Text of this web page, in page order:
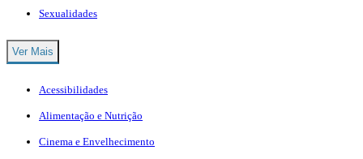
Sexualidades
Ver Mais
Acessibilidades
Alimentação e Nutrição
Cinema e Envelhecimento